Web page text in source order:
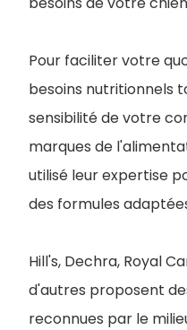
Pour faciliter votre
besoins nutritionnels
sensibilité de votre
marques de
utilisé leur expertise
des formules
Hill's, Dechra, Royal
d'autres proposent
reconnues par le